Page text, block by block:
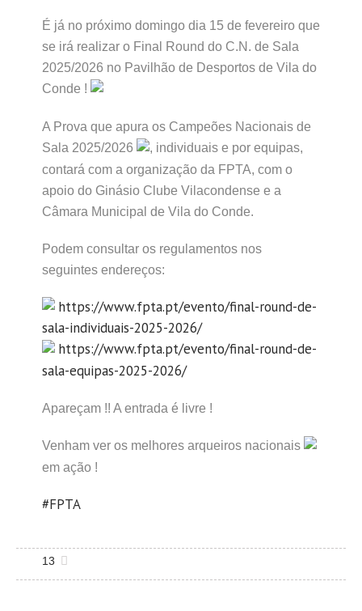
É já no próximo domingo dia 15 de fevereiro que
se irá realizar o Final Round do C.N. de Sala
2025/2026 no Pavilhão de Desportos de Vila do
Conde !
A Prova que apura os Campeões Nacionais de
Sala 2025/2026
, individuais e por equipas,
contará com a organização da FPTA, com o
apoio do Ginásio Clube Vilacondense e a
Câmara Municipal de Vila do Conde.
Podem consultar os regulamentos nos
seguintes endereços:
https://www.fpta.pt/evento/final-round-de-
sala-individuais-2025-2026/
https://www.fpta.pt/evento/final-round-de-
sala-equipas-2025-2026/
Apareçam !! A entrada é livre !
Venham ver os melhores arqueiros nacionais
em ação !
#FPTA
13